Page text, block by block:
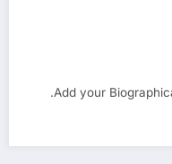
Add your